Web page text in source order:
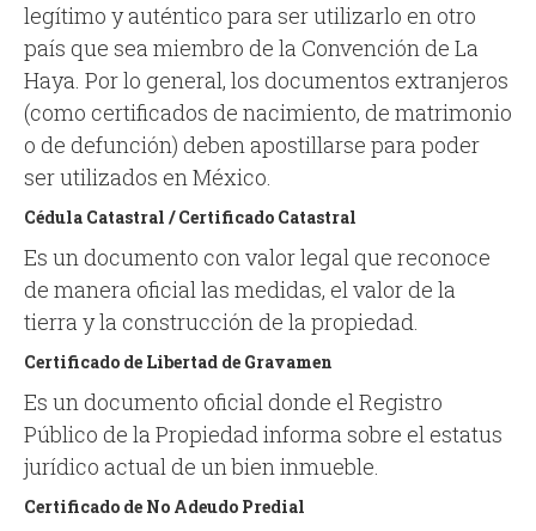
legítimo y auténtico para ser utilizarlo en otro
país que sea miembro de la Convención de La
Haya. Por lo general, los documentos extranjeros
(como certificados de nacimiento, de matrimonio
o de defunción) deben apostillarse para poder
ser utilizados en México.
Cédula Catastral / Certificado Catastral
Es un documento con valor legal que reconoce
de manera oficial las medidas, el valor de la
tierra y la construcción de la propiedad.
Certificado de Libertad de Gravamen
Es un documento oficial donde el Registro
Público de la Propiedad informa sobre el estatus
jurídico actual de un bien inmueble.
Certificado de No Adeudo Predial